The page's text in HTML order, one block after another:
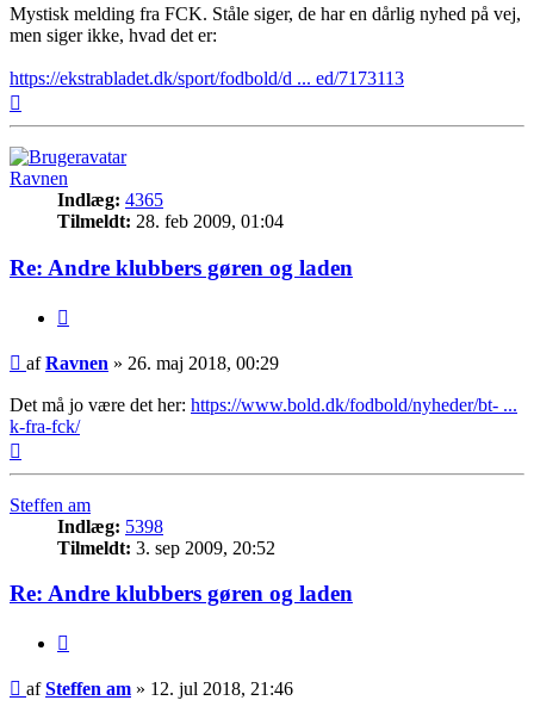
Mystisk melding fra FCK. Ståle siger, de har en dårlig nyhed på vej,
men siger ikke, hvad det er:
https://ekstrabladet.dk/sport/fodbold/d ... ed/7173113
Ravnen
Indlæg: 4365
Tilmeldt: 28. feb 2009, 01:04
Re: Andre klubbers gøren og laden
Indlæg
afRavnen » 26. maj 2018, 00:29
Det må jo være det her: https://www.bold.dk/fodbold/nyheder/bt- ...
k-fra-fck/
Steffen am
Indlæg: 5398
Tilmeldt: 3. sep 2009, 20:52
Re: Andre klubbers gøren og laden
Indlæg
afSteffen am » 12. jul 2018, 21:46